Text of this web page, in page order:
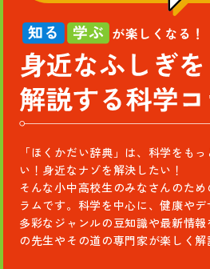
い
辞
典
っ
て？
知
る・
学
ぶ
が
楽
し
く
な
る！
身
近
「ほくかだい辞典」は、科学をも
い！身近なナゾを解決したい！
そんな小中高校生のみなさんのため
ラムです。科学を中心に、健康や
多彩なジャンルの豆知識や最新情
の先生やその道の専門家が楽しく解